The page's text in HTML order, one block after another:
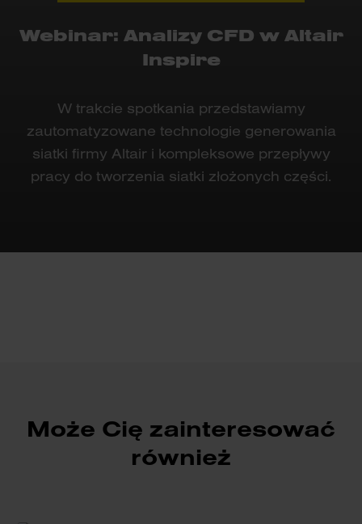
Webinar: Analizy CFD w Altair
Inspire
W trakcie spotkania przedstawiamy
zautomatyzowane technologie generowania
siatki firmy Altair i kompleksowe przepływy
pracy do tworzenia siatki złożonych części.
Może Cię zainteresować
również